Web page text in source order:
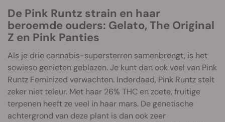
De Pink Runtz strain en haar
beroemde ouders: Gelato, The Original
Z en Pink Panties
Als je drie cannabis-supersterren samenbrengt, is het
sowieso genieten geblazen. Je kunt dan ook veel van Pink
Runtz Feminized verwachten. Inderdaad, Pink Runtz stelt
zeker niet teleur. Met haar 26% THC en zoete, fruitige
terpenen heeft ze veel in haar mars. De genetische
achtergrond van deze plant is dan ook zeer